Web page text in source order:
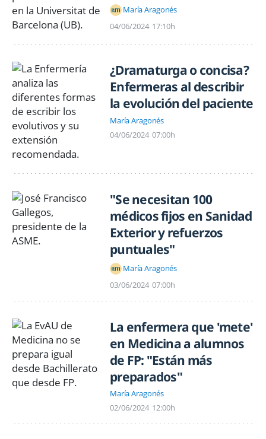
María Aragonés
04/06/2024 17:10h
¿Dramaturga o concisa?
Enfermeras al describir
la evolución del paciente
María Aragonés
04/06/2024 07:00h
"Se necesitan 100
médicos fijos en Sanidad
Exterior y refuerzos
puntuales"
María Aragonés
03/06/2024 07:00h
La enfermera que 'mete'
en Medicina a alumnos
de FP: "Están más
preparados"
María Aragonés
02/06/2024 12:00h